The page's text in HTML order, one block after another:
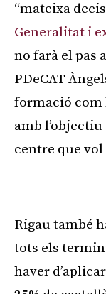
“mateixa
Generalitat i
no farà el pas
PDeCAT
formació com
amb
centre que
Rigau també
tots els
haver